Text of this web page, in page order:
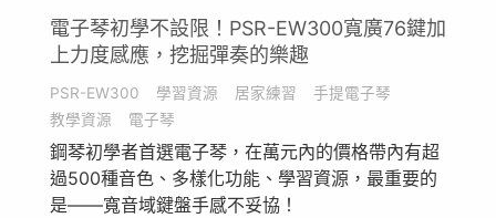
電子琴初學不設限！PSR-EW300寬廣76鍵加
上力度感應，挖掘彈奏的樂趣
PSR-EW300 學習資源 居家練習
手提電子琴
教學資源
電子琴
鋼琴初學者首選電子琴，在萬元內的價格帶內有超
過500種音色、多樣化功能、學習資源，最重要的
是——寬音域鍵盤手感不妥協！